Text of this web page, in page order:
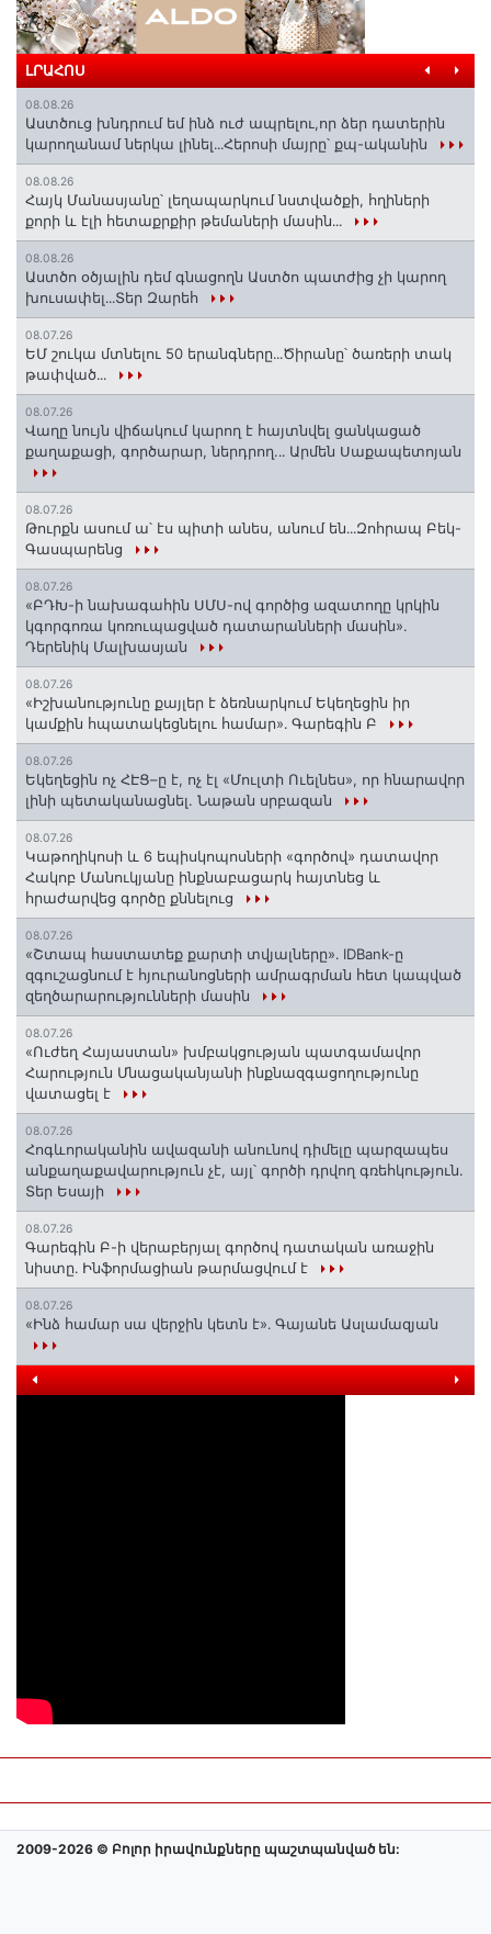
ԼՐԱՀՈՍ
08.08.26
Աստծուց խնդրում եմ ինձ ուժ ապրելու,որ ձեր դատերին
կարողանամ ներկա լինել․․․Հերոսի մայրը՝ քպ-ականին
08.08.26
Հայկ Մանասյանը՝ լեղապարկում նստվածքի, հղիների
քորի և էլի հետաքրքիր թեմաների մասին․․․
08.08.26
Աստծո օծյալին դեմ գնացողն Աստծո պատժից չի կարող
խուսափել․․․Տեր Զարեհ
08.07.26
ԵՄ շուկա մտնելու 50 երանգները․․․Ծիրանը՝ ծառերի տակ
թափված․․․
08.07.26
Վաղը նույն վիճակում կարող է հայտնվել ցանկացած
քաղաքացի, գործարար, ներդրող.․․ Արմեն Սաքապետոյան
08.07.26
Թուրքն ասում ա՝ էս պիտի անես, անում են․․․Զոհրապ Բեկ-
Գասպարենց
08.07.26
«ԲԴԽ-ի նախագահին ՍՄՍ-ով գործից ազատողը կրկին
կգորգոռա կոռուպացված դատարանների մասին».
Դերենիկ Մալխասյան
08.07.26
«Իշխանությունը քայլեր է ձեռնարկում Եկեղեցին իր
կամքին հպատակեցնելու համար»․ Գարեգին Բ
08.07.26
Եկեղեցին ոչ ՀԷՑ–ը է, ոչ էլ «Մուլտի Ուելնես», որ հնարավոր
լինի պետականացնել. Նաթան սրբազան
08.07.26
️Կաթողիկոսի և 6 եպիսկոպոսների «գործով» դատավոր
Հակոբ Մանուկյանը ինքնաբացարկ հայտնեց և
հրաժարվեց գործը քննելուց
08.07.26
«Շտապ հաստատեք քարտի տվյալները»․ IDBank-ը
զգուշացնում է հյուրանոցների ամրագրման հետ կապված
զեղծարարությունների մասին
08.07.26
«Ուժեղ Հայաստան» խմբակցության պատգամավոր
Հարություն Մնացականյանի ինքնազգացողությունը
վատացել է
08.07.26
Հոգևորականին ավազանի անունով դիմելը պարզապես
անքաղաքավարություն չէ, այլ՝ գործի դրվող գռեհկություն.
Տեր Եսայի
08.07.26
Գարեգին Բ-ի վերաբերյալ գործով դատական առաջին
նիստը․ Ինֆորմացիան թարմացվում է
08.07.26
«Ինձ համար սա վերջին կետն է»․ Գայանե Ասլամազյան
2009-2026 © Բոլոր իրավունքները պաշտպանված են: